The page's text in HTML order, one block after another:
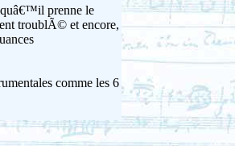
quâ€™il prenne le
troublÃ© et encore,
comme les 6